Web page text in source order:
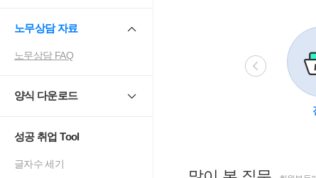
노무상담 자료
노무상담 FAQ
양식 다운로드
성공 취업 Tool
글자수 세기